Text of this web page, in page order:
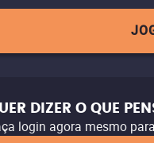
DIZER O QUE
login agora mesmo